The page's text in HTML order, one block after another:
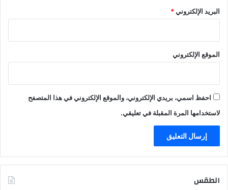
البريد الإلكتروني*
الموقع الإلكتروني
احفظ اسمي، بريدي الإلكتروني، والموقع الإلكتروني في هذا المتصفح
لاستخدامها المرة المقبلة في تعليقي.
الطقس